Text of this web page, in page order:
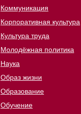
Коммуникация
Корпоративная культура
Культура труда
Молодёжная политика
Наука
Образ жизни
Образование
Обучение